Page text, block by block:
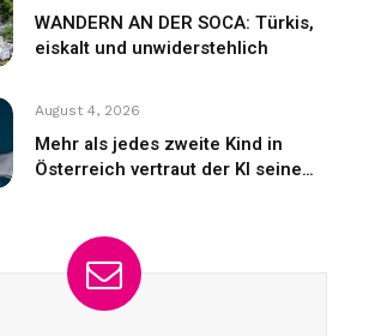
WANDERN AN DER SOCA: Türkis,
eiskalt und unwiderstehlich
August 4, 2026
Mehr als jedes zweite Kind in
Österreich vertraut der KI seine